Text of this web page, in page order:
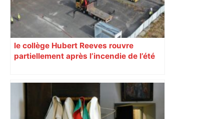
le collège Hubert Reeves rouvre
partiellement après l’incendie de l’été